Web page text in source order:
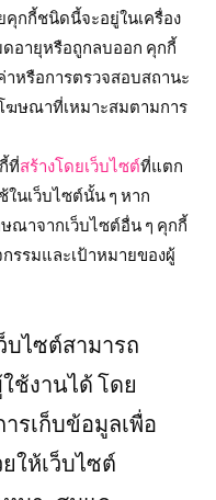
คุกกี้ชนิดนี้จะอยู่ในเครื่อง
อายุหรือถูกลบออก คุกกี้
หรือการตรวจสอบสถานะ
ฆษณาที่เหมาะสมตามการ
ที่สร้างโดยเว็บไซต์ที่แตก
นเว็บไซต์นั้น ๆ หาก
ณาจากเว็บไซต์อื่น ๆ คุกกี้
รรมและเป้าหมายของผู้
บไซต์สามารถ
ช้งานได้ โดย
รเก็บข้อมูลเพื่อ
ให้เว็บไซต์